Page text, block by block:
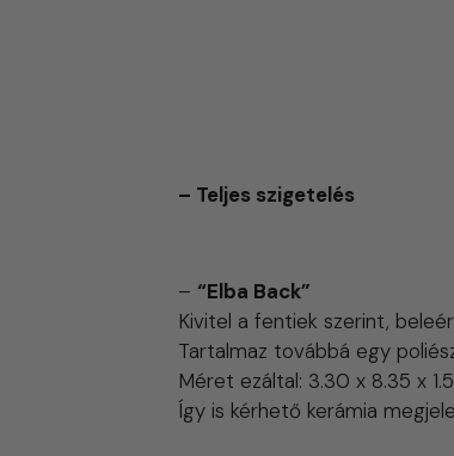
– Teljes szigetelés
–“Elba Back”
Kivitel a fentiek szerint,
Tartalmaz továbbá egy
Méret ezáltal: 3.30 x 8.35 x
Így is kérhető kerámia